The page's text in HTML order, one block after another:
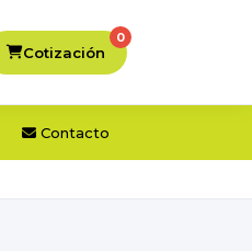
Cotización
0
Contacto